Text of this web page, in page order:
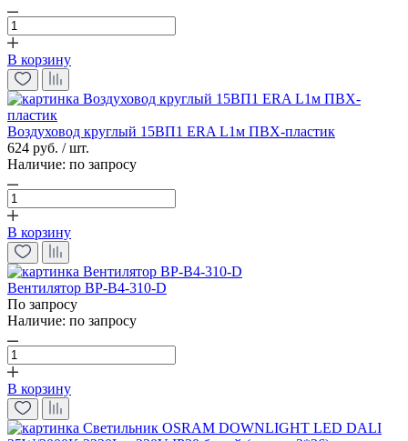
В корзину
Воздуховод круглый 15ВП1 ERA L1м ПВХ-пластик
624 руб. / шт.
Наличие: по запросу
В корзину
Вентилятор ВР-В4-310-D
По запросу
Наличие: по запросу
В корзину